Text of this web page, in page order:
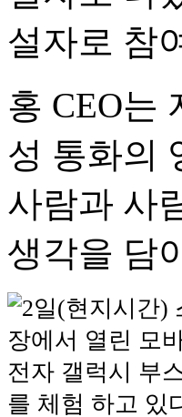
설자로 참
홍 CEO는
성 통화의
사람과 사
생각을 담